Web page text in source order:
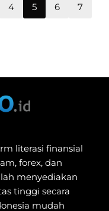
4 5 6 7
literasi finansial
forex, dan
menyediakan
tinggi secara
mudah